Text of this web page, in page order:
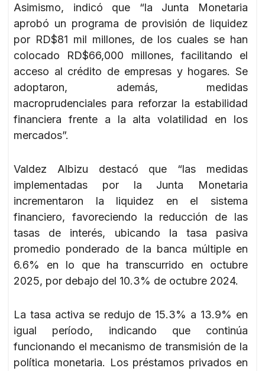
Asimismo, indicó que “la Junta Monetaria
aprobó un programa de provisión de liquidez
por RD$81 mil millones, de los cuales se han
colocado RD$66,000 millones, facilitando el
acceso al crédito de empresas y hogares. Se
adoptaron, además, medidas
macroprudenciales para reforzar la estabilidad
financiera frente a la alta volatilidad en los
mercados”.
Valdez Albizu destacó que “las medidas
implementadas por la Junta Monetaria
incrementaron la liquidez en el sistema
financiero, favoreciendo la reducción de las
tasas de interés, ubicando la tasa pasiva
promedio ponderado de la banca múltiple en
6.6% en lo que ha transcurrido en octubre
2025, por debajo del 10.3% de octubre 2024.
La tasa activa se redujo de 15.3% a 13.9% en
igual período, indicando que continúa
funcionando el mecanismo de transmisión de la
política monetaria. Los préstamos privados en